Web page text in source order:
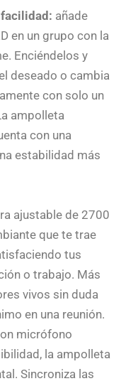
añade
en un grupo con la
Enciéndelos y
deseado o cambia
con solo un
ampolleta
con una
estabilidad más
ajustable de 2700
que te trae
tus
o trabajo. Más
vivos sin duda
en una reunión.
micrófono
la ampolleta
Sincroniza las